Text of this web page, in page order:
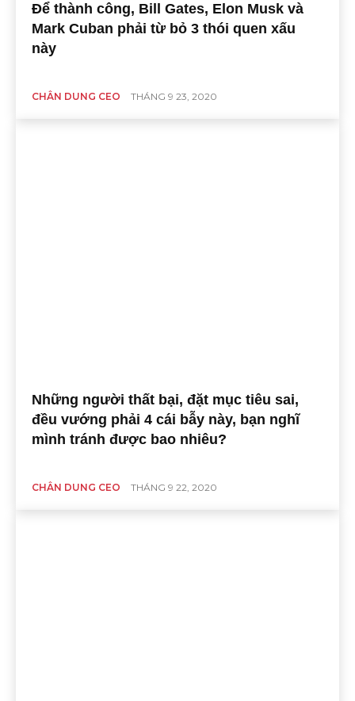
Để thành công, Bill Gates, Elon Musk và
Mark Cuban phải từ bỏ 3 thói quen xấu
này
CHÂN DUNG CEO THÁNG 9 23, 2020
Những người thất bại, đặt mục tiêu sai,
đều vướng phải 4 cái bẫy này, bạn nghĩ
mình tránh được bao nhiêu?
CHÂN DUNG CEO THÁNG 9 22, 2020